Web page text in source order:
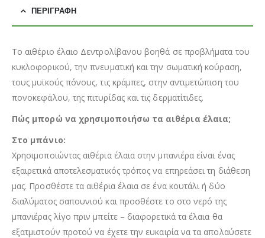
ΠΕΡΙΓΡΑΦΉ
Το αιθέριο έλαιο Δεντρολίβανου βοηθά σε προβλήματα του
κυκλοφορικού, την πνευματική και την σωματική κούραση,
τους μυϊκούς πόνους, τις κράμπες, στην αντιμετώπιση του
πονοκεφάλου, της πιτυρίδας και τις δερματίτιδες.
Πώς μπορώ να χρησιμοποιήσω τα αιθέρια έλαια;
Στο μπάνιο:
Χρησιμοποιώντας αιθέρια έλαια στην μπανιέρα είναι ένας
εξαιρετικά αποτελεσματικός τρόπος να επηρεάσει τη διάθεση
μας. Προσθέστε τα αιθέρια έλαια σε ένα κουτάλι ή δύο
διαλύματος σαπουνιού και προσθέστε το στο νερό της
μπανιέρας λίγο πριν μπείτε – διαφορετικά τα έλαια θα
εξατμιστούν προτού να έχετε την ευκαιρία να τα απολαύσετε